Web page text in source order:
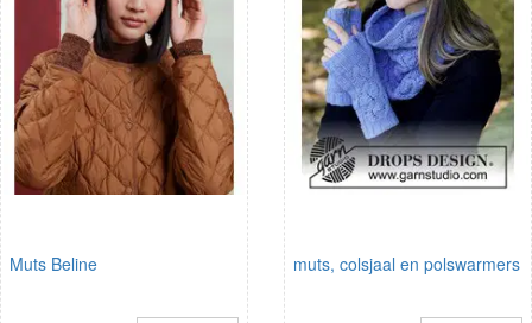
Muts Beline muts, colsjaal en polswarmers